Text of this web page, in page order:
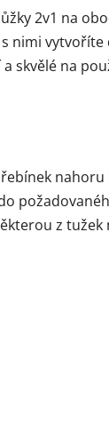
2v1 na
nimi vytvoříte
skvělé na
z tužek